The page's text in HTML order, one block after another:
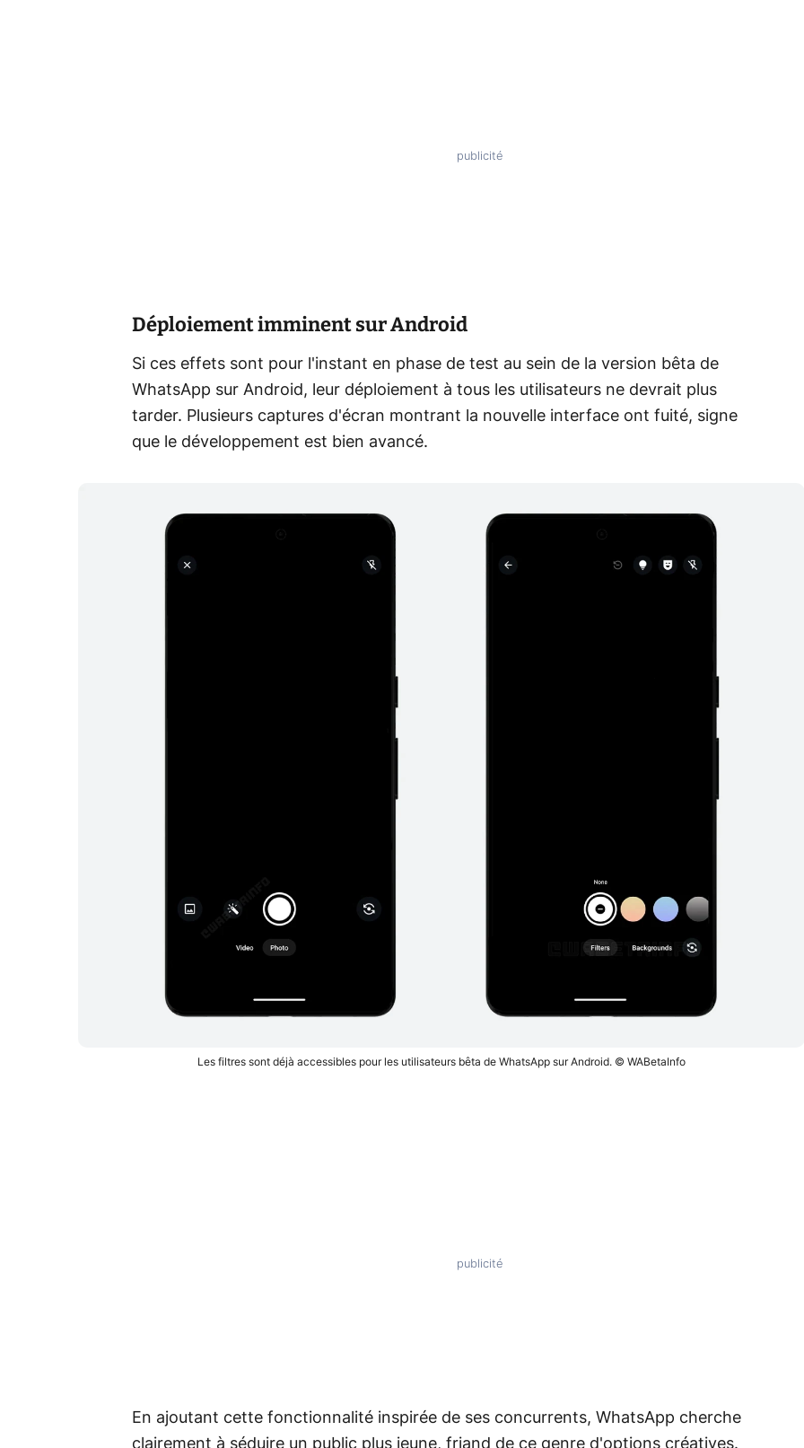
Déploiement imminent sur Android
Si ces effets sont pour l'instant en phase de test au sein de la version bêta de
WhatsApp sur Android, leur déploiement à tous les utilisateurs ne devrait plus
tarder. Plusieurs captures d'écran montrant la nouvelle interface ont fuité, signe
que le développement est bien avancé.
Les filtres sont déjà accessibles pour les utilisateurs bêta de WhatsApp sur Android. © WABetaInfo
En ajoutant cette fonctionnalité inspirée de ses concurrents, WhatsApp cherche
clairement à séduire un public plus jeune, friand de ce genre d'options créatives.